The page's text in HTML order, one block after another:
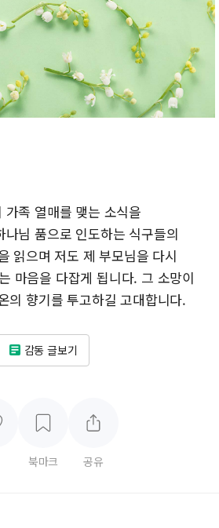
족 열매를 맺는 소식을
님 품으로 인도하는 식구들의
읽으며 저도 제 부모님을 다시
마음을 다잡게 됩니다. 그 소망이
의 향기를 투고하길 고대합니다.
감동 글보기
북마크 공유